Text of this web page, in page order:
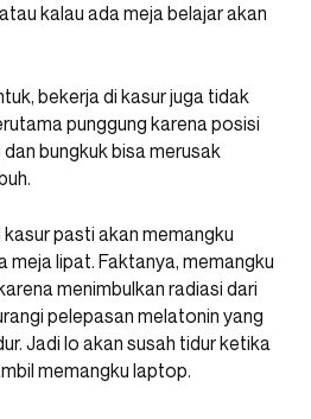
kalau ada meja belajar akan
bekerja di kasur juga tidak
punggung karena posisi
bungkuk bisa merusak
kasur pasti akan memangku
meja lipat. Faktanya, memangku
menimbulkan radiasi dari
pelepasan melatonin yang
Jadi lo akan susah tidur ketika
memangku laptop.